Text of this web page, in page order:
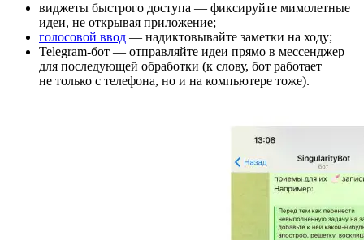
виджеты быстрого доступа — фиксируйте мимолетные
идеи, не открывая приложение;
голосовой ввод — надиктовывайте заметки на ходу;
Telegram-бот — отправляйте идеи прямо в мессенджер
для последующей обработки (к слову, бот работает
не только с телефона, но и на компьютере тоже).